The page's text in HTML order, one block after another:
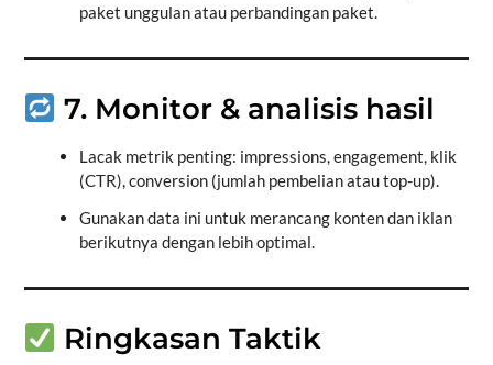
paket unggulan atau perbandingan paket.
7. Monitor & analisis hasil
Lacak metrik penting: impressions, engagement, klik
(CTR), conversion (jumlah pembelian atau top-up).
Gunakan data ini untuk merancang konten dan iklan
berikutnya dengan lebih optimal.
Ringkasan Taktik